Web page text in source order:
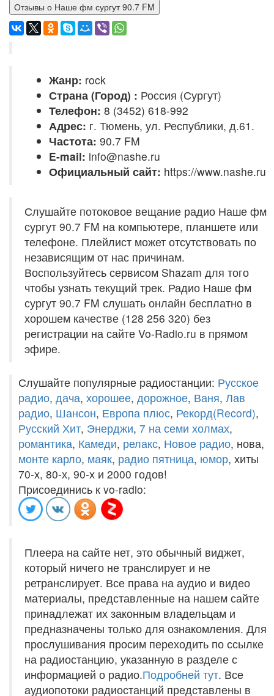
Отзывы о Наше фм сургут 90.7 FM
Жанр: rock
Страна (Город) : Россия (Сургут)
Телефон: 8 (3452) 618-992
Адрес: г. Тюмень, ул. Республики, д.61.
Частота: 90.7 FM
E-mail: info@nashe.ru
Официальный сайт: https://www.nashe.ru
Слушайте потоковое вещание радио Наше фм
сургут 90.7 FM на компьютере, планшете или
телефоне. Плейлист может отсутствовать по
независящим от нас причинам.
Воспользуйтесь сервисом Shazam для того
чтобы узнать текущий трек. Радио Наше фм
сургут 90.7 FM слушать онлайн бесплатно в
хорошем качестве (128 256 320) без
регистрации на сайте Vo-Radio.ru в прямом
эфире.
Слушайте популярные радиостанции: Русское
радио, дача, хорошее, дорожное, Ваня, Лав
радио, Шансон, Европа плюс, Рекорд(Record),
Русский Хит, Энерджи, 7 на семи холмах,
романтика, Камеди, релакс, Новое радио, нова,
монте карло, маяк, радио пятница, юмор, хиты
70-х, 80-х, 90-х и 2000 годов!
Присоединись к vo-radio:
Плеера на сайте нет, это обычный виджет,
который ничего не транслирует и не
ретранслирует. Все права на аудио и видео
материалы, представленные на нашем сайте
принадлежат их законным владельцам и
предназначены только для ознакомления. Для
прослушивания просим переходить по ссылке
на радиостанцию, указанную в разделе с
информацией о радио.Подробней тут. Все
аудиопотоки радиостанций представлены в